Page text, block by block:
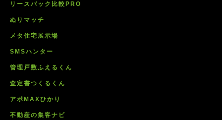
リースバック比較PRO
ぬりマッチ
メタ住宅展示場
SMSハンター
管理戸数ふえるくん
査定書つくるくん
アポMAXひかり
不動産の集客ナビ